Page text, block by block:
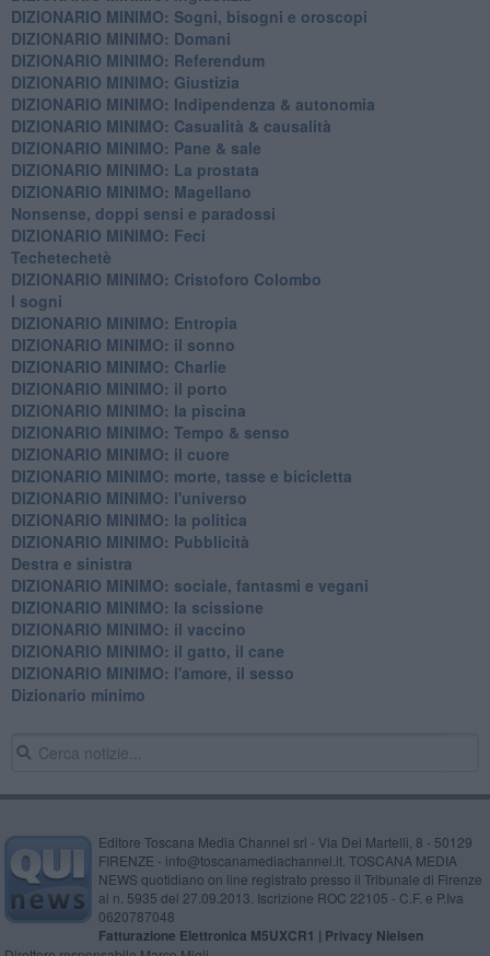
DIZIONARIO MINIMO: ​Sogni, bisogni e oroscopi
DIZIONARIO MINIMO: Domani
DIZIONARIO MINIMO: Referendum
DIZIONARIO MINIMO: Giustizia
DIZIONARIO MINIMO: ​Indipendenza & autonomia
DIZIONARIO MINIMO: ​Casualità & causalità
​DIZIONARIO MINIMO: Pane & sale
DIZIONARIO MINIMO: La prostata
​DIZIONARIO MINIMO: Magellano
Nonsense, doppi sensi e paradossi
DIZIONARIO MINIMO: Feci
Techetechetè
DIZIONARIO MINIMO: Cristoforo Colombo
I sogni
DIZIONARIO MINIMO: Entropia
DIZIONARIO MINIMO: il sonno
DIZIONARIO MINIMO: Charlie
DIZIONARIO MINIMO: il porto
DIZIONARIO MINIMO: la piscina
DIZIONARIO MINIMO: Tempo & senso
DIZIONARIO MINIMO: il cuore
DIZIONARIO MINIMO: morte, tasse e bicicletta
DIZIONARIO MINIMO: l'universo
DIZIONARIO MINIMO: la politica
DIZIONARIO MINIMO: Pubblicità
Destra e sinistra
DIZIONARIO MINIMO: sociale, fantasmi e vegani
DIZIONARIO MINIMO: la scissione
DIZIONARIO MINIMO: il vaccino
DIZIONARIO MINIMO: il gatto, il cane
DIZIONARIO MINIMO: l'amore, il sesso
Dizionario minimo
Editore Toscana Media Channel srl - Via Dei Martelli, 8 - 50129
FIRENZE - info@toscanamediachannel.it. TOSCANA MEDIA
NEWS quotidiano on line registrato presso il Tribunale di Firenze
al n. 5935 del 27.09.2013. Iscrizione ROC 22105 - C.F. e P.Iva
0620787048
Fatturazione Elettronica M5UXCR1 | Privacy Nielsen